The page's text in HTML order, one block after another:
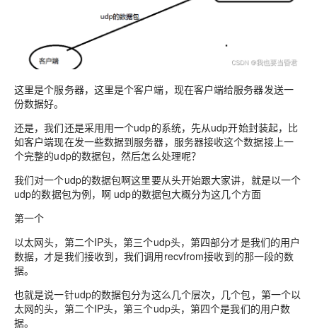
这里是个服务器，这里是个客户端，现在客户端给服务器发送一
份数据好。
还是，我们还是采用用一个udp的系统，先从udp开始封装起，比
如客户端现在发一些数据到服务器，服务器接收这个数据接上一
个完整的udp的数据包，然后怎么处理呢？
我们对一个udp的数据包啊这里要从头开始跟大家讲，就是以一个
udp的数据包为例，啊 udp的数据包大概分为这几个方面
第一个
以太网头，第二个IP头，第三个udp头，第四部分才是我们的用户
数据， 才是我们接收到，我们调用recvfrom接收到的那一段的数
据。
也就是说一针udp的数据包分为这么几个层次，几个包，第一个以
太网的头，第二个IP头，第三个udp头，第四个是我们的用户数
据。